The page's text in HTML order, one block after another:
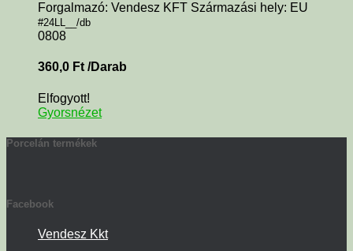
Forgalmazó: Vendesz KFT Származási hely: EU
#24LL__/db
0808
360,0 Ft /Darab
Elfogyott!
Gyorsnézet
Porcelán termékek
Facebook
Vendesz Kkt